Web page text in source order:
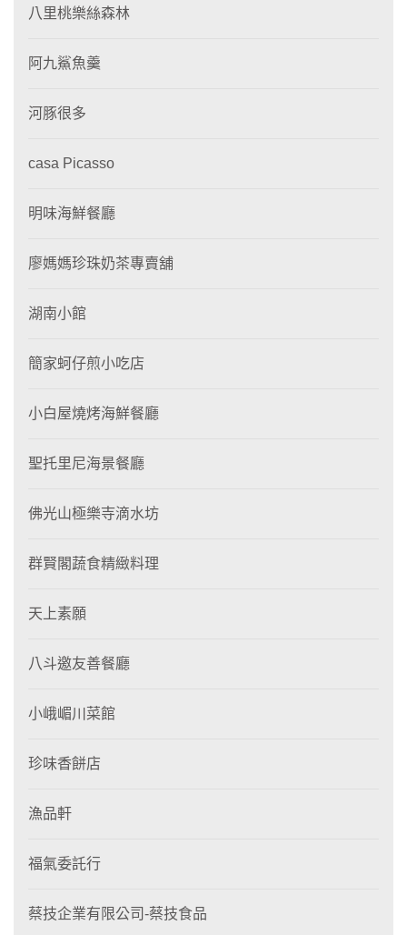
八里桃樂絲森林
阿九鯊魚羹
河豚很多
casa Picasso
明味海鮮餐廳
廖媽媽珍珠奶茶專賣舖
湖南小館
簡家蚵仔煎小吃店
小白屋燒烤海鮮餐廳
聖托里尼海景餐廳
佛光山極樂寺滴水坊
群賢閣蔬食精緻料理
天上素願
八斗邀友善餐廳
小峨嵋川菜館
珍味香餅店
漁品軒
福氣委託行
蔡技企業有限公司-蔡技食品